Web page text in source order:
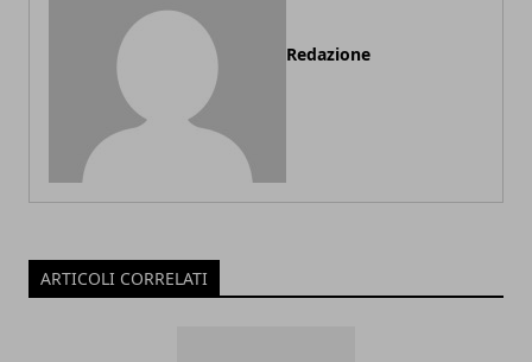
Redazione
ARTICOLI CORRELATI